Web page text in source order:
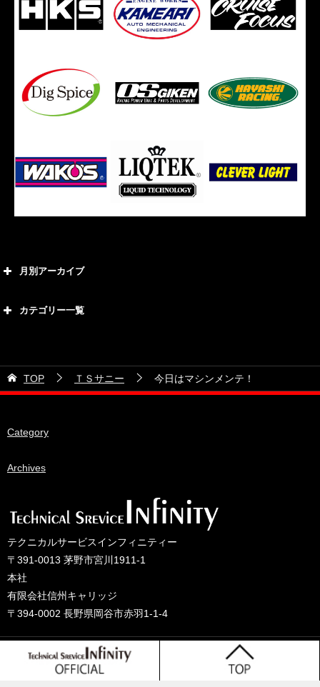
月別アーカイブ
2026年5月
2026年4月
2026年2月
2025年11月
2025年9月
2025年7月
2025年6月
2025年4月
カテゴリー一覧
21号車
28号車
ORC
other
PLUS ONEオイル
TONE工具
TOP ＴＳサニー 今日はマシンメンテ！
Category
Archives
テクニカルサービスインフィニティー
〒391-0013 茅野市宮川1911-1
本社
有限会社信州キャリッジ
〒394-0002 長野県岡谷市赤羽1-1-4
© 2025 テクニカルサービスインフィニティーのブログ